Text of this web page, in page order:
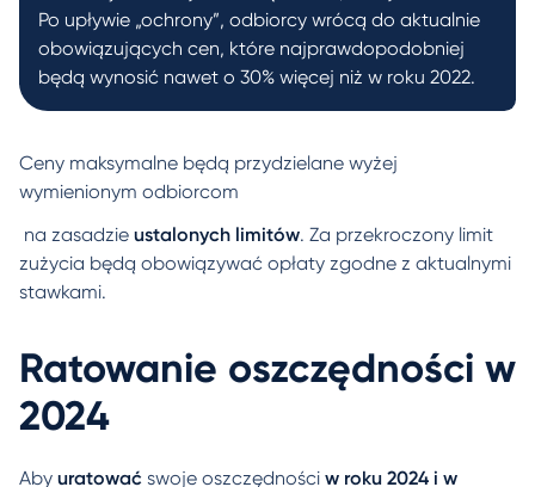
Po upływie „ochrony”, odbiorcy wrócą do aktualnie
obowiązujących cen, które najprawdopodobniej
będą wynosić nawet o 30% więcej niż w roku 2022.
Ceny maksymalne będą przydzielane wyżej
wymienionym odbiorcom
na zasadzie ustalonych limitów. Za przekroczony limit
zużycia będą obowiązywać opłaty zgodne z aktualnymi
stawkami.
Ratowanie oszczędności w
2024
Aby uratować swoje oszczędności w roku 2024 i w